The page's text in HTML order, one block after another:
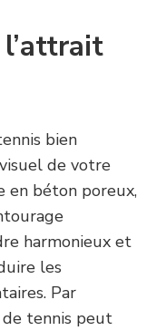
bien
de votre
en béton poreux,
harmonieux et
les
Par
tennis peut